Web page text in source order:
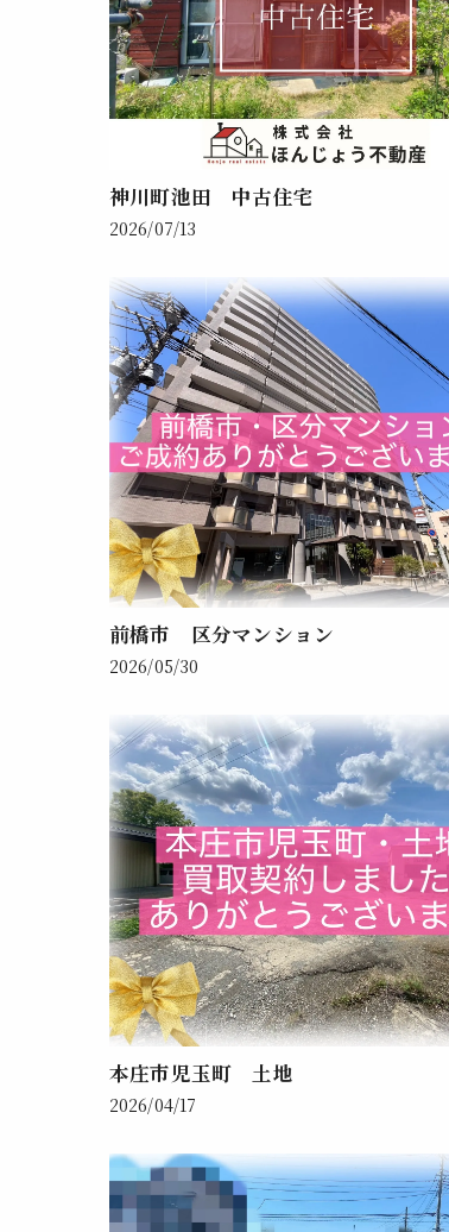
神川町池田 中古住宅
2026/07/13
前橋市 区分マンション
2026/05/30
本庄市児玉町 土地
2026/04/17